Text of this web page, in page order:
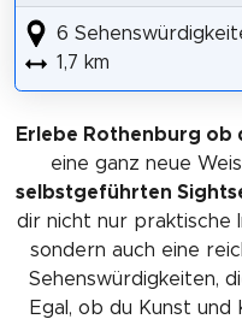
6
1,7 km
Erlebe Rothenburg ob
eine ganz neue
selbstgeführten
dir nicht nur praktische
sondern auch eine
Sehenswürdigkeiten,
Egal, ob du Kunst